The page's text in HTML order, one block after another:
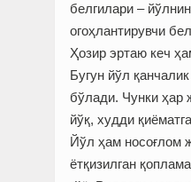
белгилари –
огоҳлантирувчи
Ҳозир эртаю кеч
Бугун йўл
бўлади. Чунки ҳар
йўқ, худди
Йўл ҳам носоғлом
ётқизилган